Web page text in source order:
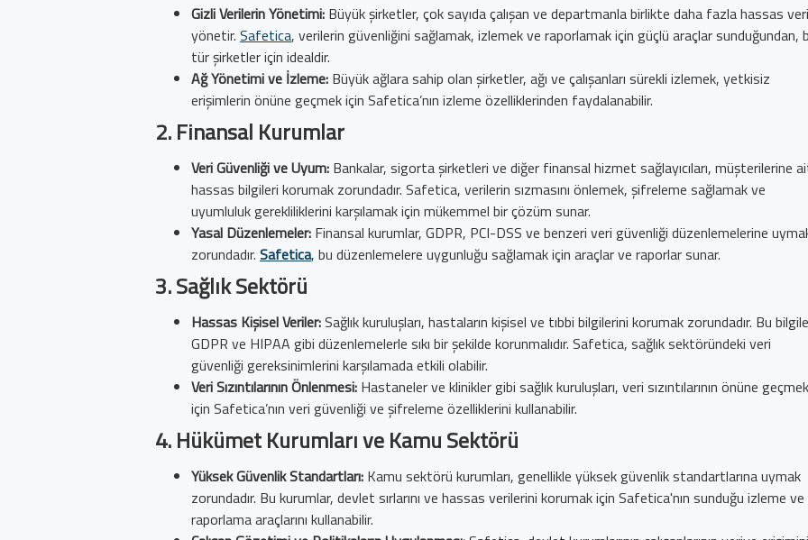
Gizli Verilerin Yönetimi: Büyük şirketler, çok sayıda çalışan ve departmanla birlikte daha fazla hassas veri
yönetir. Safetica, verilerin güvenliğini sağlamak, izlemek ve raporlamak için güçlü araçlar sunduğundan,
tür şirketler için idealdir.
Ağ Yönetimi ve İzleme: Büyük ağlara sahip olan şirketler, ağı ve çalışanları sürekli izlemek, yetkisiz
erişimlerin önüne geçmek için Safetica’nın izleme özelliklerinden faydalanabilir.
2.Finansal Kurumlar
Veri Güvenliği ve Uyum: Bankalar, sigorta şirketleri ve diğer finansal hizmet sağlayıcıları, müşterilerine
hassas bilgileri korumak zorundadır. Safetica, verilerin sızmasını önlemek, şifreleme sağlamak ve
uyumluluk gerekliliklerini karşılamak için mükemmel bir çözüm sunar.
Yasal Düzenlemeler: Finansal kurumlar, GDPR, PCI-DSS ve benzeri veri güvenliği düzenlemelerine
zorundadır. Safetica, bu düzenlemelere uygunluğu sağlamak için araçlar ve raporlar sunar.
3.Sağlık Sektörü
Hassas Kişisel Veriler:Sağlık kuruluşları, hastaların kişisel ve tıbbi bilgilerini korumak zorundadır. Bu
GDPR ve HIPAA gibi düzenlemelerle sıkı bir şekilde korunmalıdır. Safetica, sağlık sektöründeki veri
güvenliği gereksinimlerini karşılamada etkili olabilir.
Veri Sızıntılarının Önlenmesi: Hastaneler ve klinikler gibi sağlık kuruluşları, veri sızıntılarının önüne geçmek
için Safetica’nın veri güvenliği ve şifreleme özelliklerini kullanabilir.
4.Hükümet Kurumları ve Kamu Sektörü
Yüksek Güvenlik Standartları: Kamu sektörü kurumları, genellikle yüksek güvenlik standartlarına uymak
zorundadır. Bu kurumlar, devlet sırlarını ve hassas verilerini korumak için Safetica'nın sunduğu izleme ve
raporlama araçlarını kullanabilir.